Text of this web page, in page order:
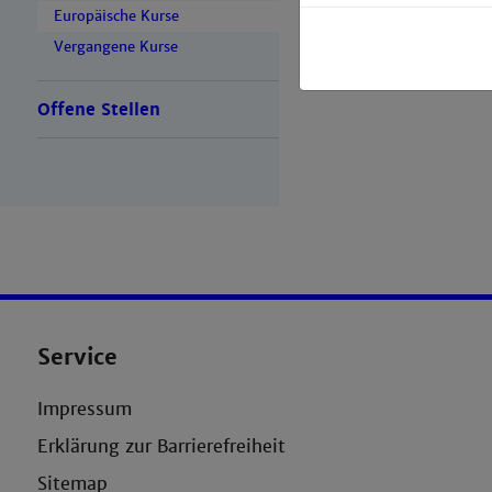
Europäische Kurse
Vergangene Kurse
Offene Stellen
Service
Impressum
Erklärung zur Barrierefreiheit
Sitemap